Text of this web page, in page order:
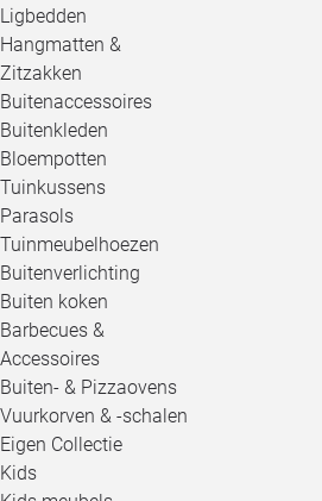
Ligbedden
Hangmatten &
Zitzakken
Buitenaccessoires
Buitenkleden
Bloempotten
Tuinkussens
Parasols
Tuinmeubelhoezen
Buitenverlichting
Buiten koken
Barbecues &
Accessoires
Buiten- & Pizzaovens
Vuurkorven & -schalen
Eigen Collectie
Kids